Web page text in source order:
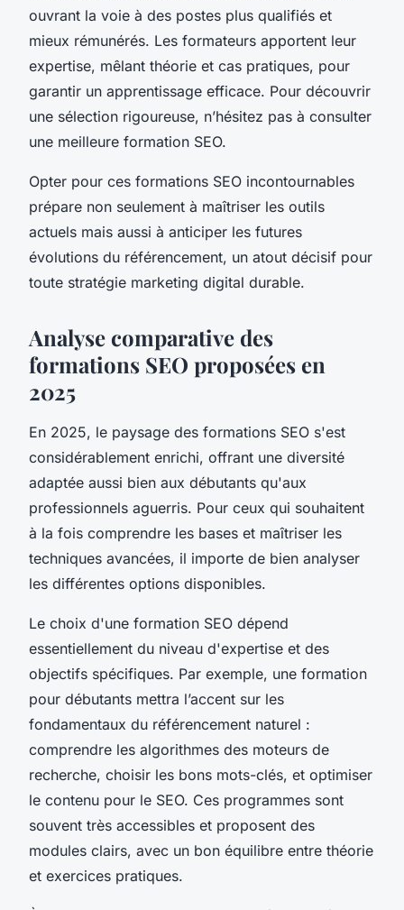
ouvrant la voie à des postes plus qualifiés et
mieux rémunérés. Les formateurs apportent leur
expertise, mêlant théorie et cas pratiques, pour
garantir un apprentissage efficace. Pour découvrir
une sélection rigoureuse, n’hésitez pas à consulter
une meilleure formation SEO.
Opter pour ces formations SEO incontournables
prépare non seulement à maîtriser les outils
actuels mais aussi à anticiper les futures
évolutions du référencement, un atout décisif pour
toute stratégie marketing digital durable.
Analyse comparative des
formations SEO proposées en
2025
En 2025, le paysage des formations SEO s'est
considérablement enrichi, offrant une diversité
adaptée aussi bien aux débutants qu'aux
professionnels aguerris. Pour ceux qui souhaitent
à la fois comprendre les bases et maîtriser les
techniques avancées, il importe de bien analyser
les différentes options disponibles.
Le choix d'une formation SEO dépend
essentiellement du niveau d'expertise et des
objectifs spécifiques. Par exemple, une formation
pour débutants mettra l’accent sur les
fondamentaux du référencement naturel :
comprendre les algorithmes des moteurs de
recherche, choisir les bons mots-clés, et optimiser
le contenu pour le SEO. Ces programmes sont
souvent très accessibles et proposent des
modules clairs, avec un bon équilibre entre théorie
et exercices pratiques.